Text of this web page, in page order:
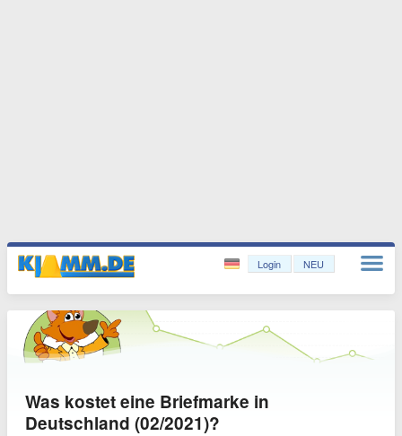
Login NEU
Was kostet eine Briefmarke in
Deutschland (02/2021)?